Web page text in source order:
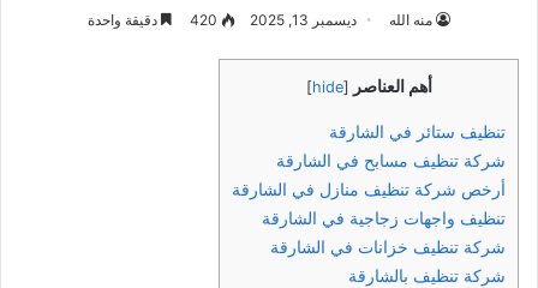
منه الله ديسمبر 13, 2025 420 دقيقة واحدة
أهم العناصر [
hide
]
تنظيف ستائر في الشارقة
شركة تنظيف مسابح في الشارقة
أرخص شركة تنظيف منازل في الشارقة
تنظيف واجهات زجاجية في الشارقة
شركة تنظيف خزانات في الشارقة
شركة تنظيف بالشارقة